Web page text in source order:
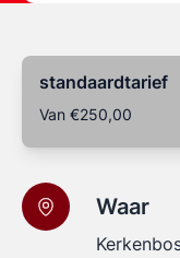
standaardtarief
Van €250,00
Waar